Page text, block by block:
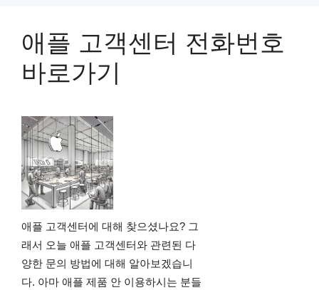
애플 고객센터 전화번호
바로가기
애플 고객센터에 대해 찾으셨나요? 그
래서 오늘 애플 고객센터와 관련된 다
양한 문의 방법에 대해 알아보겠습니
다. 아마 애플 제품 안 이용하시는 분들